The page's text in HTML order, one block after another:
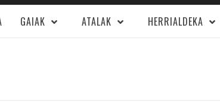
GAIAK ATALAK HERRIALDEKA